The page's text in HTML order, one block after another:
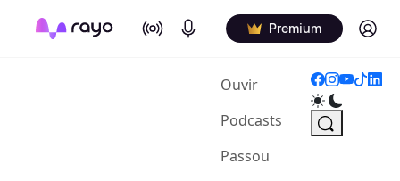
On Air Podcasts Premium Log in
Ouvir(current)
Podcasts
Passou